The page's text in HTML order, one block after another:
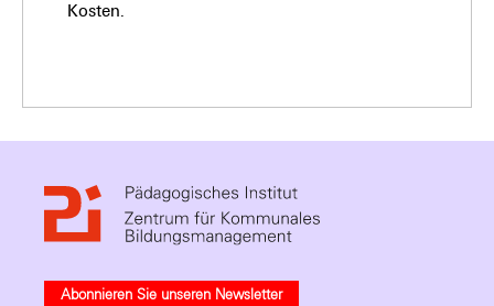
Kosten.
Abonnieren Sie unseren Newsletter